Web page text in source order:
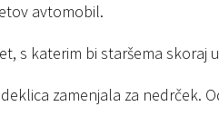
avtomobil.
s katerim bi staršema skoraj
zamenjala za nedrček.